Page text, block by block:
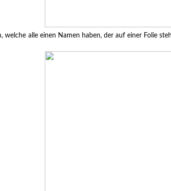
welche alle einen Namen haben, der auf einer Folie